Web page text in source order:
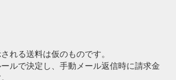
れる送料は仮のものです。
ルで決定し、手動メール返信時に請求金